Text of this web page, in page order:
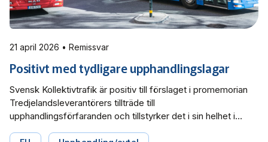
21 april 2026 • Remissvar
Positivt med tydligare upphandlingslagar
Svensk Kollektivtrafik är positiv till förslaget i promemorian
Tredjelandsleverantörers tillträde till
upphandlingsförfaranden och tillstyrker det i sin helhet i